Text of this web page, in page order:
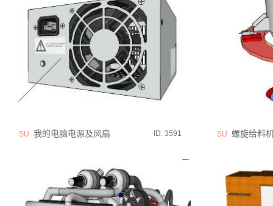
SU 我的电脑电源及风扇 ID: 3591 SU 螺旋给料